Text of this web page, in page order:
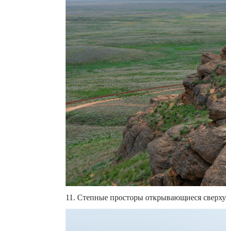
11. Степные просторы открывающиеся